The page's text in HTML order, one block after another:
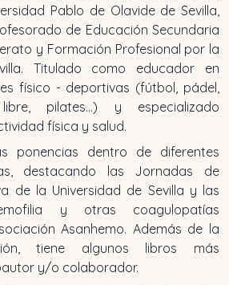
Pablo de Olavide de Sevilla,
de Educación Secundaria
y Formación Profesional por la
Titulado como educador en
físico - deportivas (fútbol, pádel,
pilates...) y especializado
física y salud.
ponencias dentro de diferentes
destacando las Jornadas de
de la Universidad de Sevilla y las
y otras coagulopatías
Asanhemo. Además de la
tiene algunos libros más
y/o colaborador.